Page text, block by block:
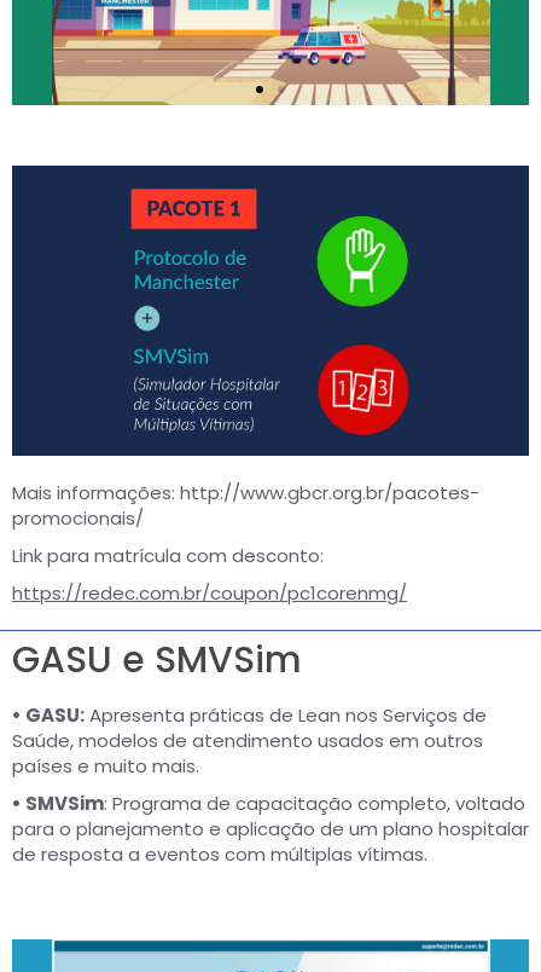
Mais informações: http://www.gbcr.org.br/pacotes-
promocionais/
Link para matrícula com desconto:
https://redec.com.br/coupon/pc1corenmg/
GASU e SMVSim
• GASU:Apresenta práticas de Lean nos Serviços de
Saúde, modelos de atendimento usados em outros
países e muito mais.
• SMVSim: Programa de capacitação completo, voltado
para o planejamento e aplicação de um plano hospitalar
de resposta a eventos com múltiplas vítimas.